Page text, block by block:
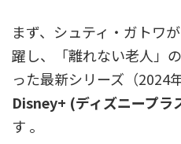
まず、シュティ・ガトワ
躍し、「離れない老人」
った最新シリーズ（2024
Disney+ (ディズニープラ
す 。